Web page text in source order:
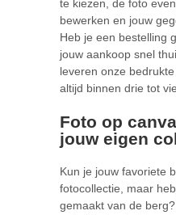
te kiezen, de foto
bewerken en jouw
Heb je een bestelling
jouw aankoop snel
leveren onze
altijd binnen drie tot
Foto op
jouw eigen
Kun je jouw favoriete
fotocollectie, maar
gemaakt van de